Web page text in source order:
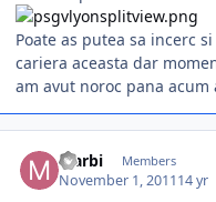
Poate as putea sa incerc
cariera aceasta dar
am avut noroc pana acum
Marbi Members
November 1, 201114 yr